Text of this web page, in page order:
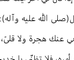
الله عليه
عنك هجرة ولا